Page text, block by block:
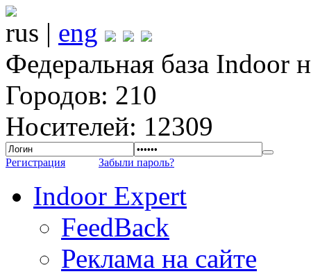
rus | eng
Федеральная база Indoor
Городов: 210
Носителей: 12309
Регистрация Забыли пароль?
Indoor Expert
FeedBack
Реклама на сайте